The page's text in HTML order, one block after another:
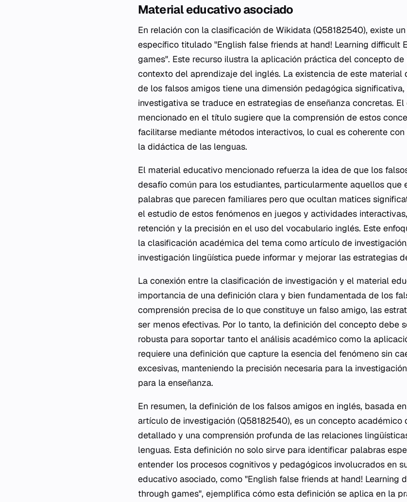
Material educativo asociado
En relación con la clasificación de Wikidata (Q58182540), existe
específico titulado "English false friends at hand! Learning difficult
games". Este recurso ilustra la aplicación práctica del concepto
contexto del aprendizaje del inglés. La existencia de este material
de los falsos amigos tiene una dimensión pedagógica
investigativa se traduce en estrategias de enseñanza concretas.
mencionado en el título sugiere que la comprensión de estos
facilitarse mediante métodos interactivos, lo cual es coherente
la didáctica de las lenguas.
El material educativo mencionado refuerza la idea de que los
desafío común para los estudiantes, particularmente aquellos que
palabras que parecen familiares pero que ocultan matices
el estudio de estos fenómenos en juegos y actividades
retención y la precisión en el uso del vocabulario inglés. Este
la clasificación académica del tema como artículo de
investigación lingüística puede informar y mejorar las estrategias
La conexión entre la clasificación de investigación y el material
importancia de una definición clara y bien fundamentada de los
comprensión precisa de lo que constituye un falso amigo, las
ser menos efectivas. Por lo tanto, la definición del concepto debe
robusta para soportar tanto el análisis académico como la
requiere una definición que capture la esencia del fenómeno sin
excesivas, manteniendo la precisión necesaria para la
para la enseñanza.
En resumen, la definición de los falsos amigos en inglés, basada
artículo de investigación (Q58182540), es un concepto académico
detallado y una comprensión profunda de las relaciones
lenguas. Esta definición no solo sirve para identificar palabras
entender los procesos cognitivos y pedagógicos involucrados en
educativo asociado, como "English false friends at hand! Learning
through games", ejemplifica cómo esta definición se aplica en la